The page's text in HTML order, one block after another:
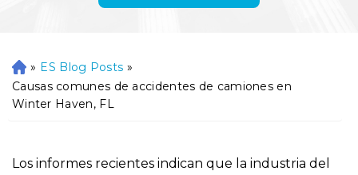
Ini
ci
o
» ES Blog Posts »
Causas comunes de accidentes de camiones en
Winter Haven, FL
Los informes recientes indican que la industria del